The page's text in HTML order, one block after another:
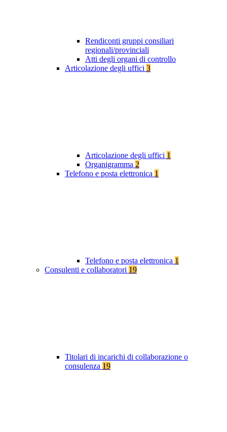
Rendiconti gruppi consiliari
regionali/provinciali
Atti degli organi di controllo
Articolazione degli uffici 3
Articolazione degli uffici 1
Organigramma 2
Telefono e posta elettronica 1
Telefono e posta elettronica 1
Consulenti e collaboratori 19
Titolari di incarichi di collaborazione o
consulenza 19